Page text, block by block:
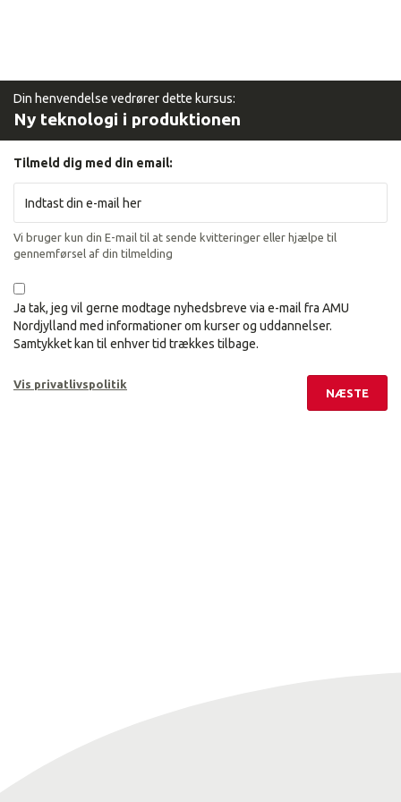
Din henvendelse vedrører dette kursus:
Ny teknologi i produktionen
Tilmeld dig med din email:
Vi bruger kun din E-mail til at sende kvitteringer eller hjælpe til
gennemførsel af din tilmelding
Ja tak, jeg vil gerne modtage nyhedsbreve via e-mail fra AMU
Nordjylland med informationer om kurser og uddannelser.
Samtykket kan til enhver tid trækkes tilbage.
Vis privatlivspolitik